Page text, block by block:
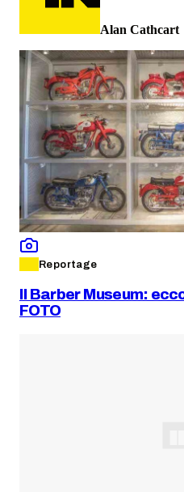
Alan Cathcart
Reportage
Il Barber Museum:
FOTO